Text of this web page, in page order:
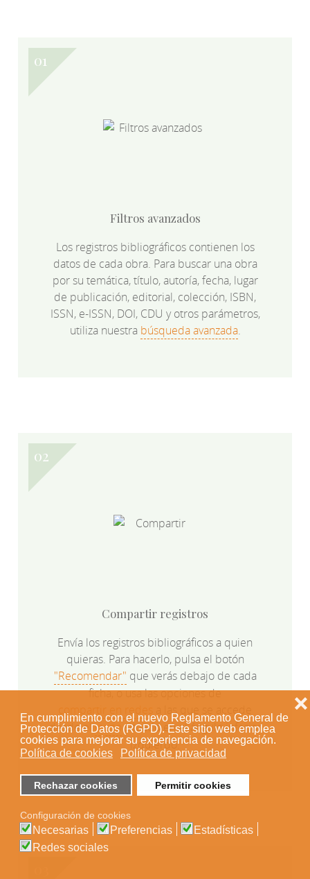
En cumplimiento con el nuevo Reglamento General de
Protección de Datos (RGPD). Este sitio web emplea
cookies para mejorar su experiencia de navegación.
Política de cookies
Política de privacidad
Rechazar cookies Permitir cookies
❌
Configuración de cookies
Necesarias Preferencias
Estadísticas
Redes sociales
Filtros avanzados
Los registros bibliográficos contienen los
datos de cada obra. Para buscar una obra
por su temática, título, autoría, fecha, lugar
de publicación, editorial, colección, ISBN,
ISSN, e-ISSN, DOI, CDU y otros parámetros,
utiliza nuestra búsqueda avanzada.
Compartir registros
Envía los registros bibliográficos a quien
quieras. Para hacerlo, pulsa el botón
"Recomendar" que verás debajo de cada
ficha, o usa las opciones de
compartir en redes
a las que se accede
desde elicono situado en el ángulo inferior
izquierdo.